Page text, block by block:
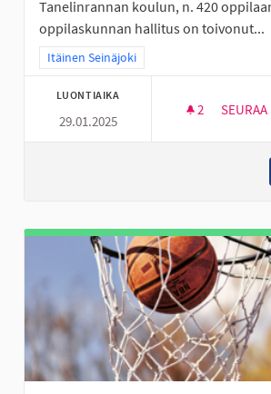
Tanelinrannan koulun, n. 420
oppilaskunnan hallitus on toivonut...
Rajaa tulokset teeman mukaan: Itäinen
Itäinen Seinäjoki
LUONTIAIKA
29.01.2025
2 2
SEURAA